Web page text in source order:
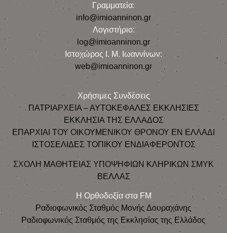
Γραμματεία:
info@imioanninon.gr
Λογιστήριο:
log@imioanninon.gr
Ιστοχώρος Ι. Μ. Ιωαννίνων:
web@imioanninon.gr
Χρήσιμες Συνδέσεις
ΠΑΤΡΙΑΡΧΕΙΑ – ΑΥΤΟΚΕΦΑΛΕΣ ΕΚΚΛΗΣΙΕΣ
ΕΚΚΛΗΣΙΑ ΤΗΣ ΕΛΛΑΔΟΣ
ΕΠΑΡΧΙΑΙ ΤΟΥ ΟΙΚΟΥΜΕΝΙΚΟΥ ΘΡΟΝΟΥ ΕΝ ΕΛΛΑΔΙ
ΙΣΤΟΣΕΛΙΔΕΣ ΤΟΠΙΚΟΥ ΕΝΔΙΑΦΕΡΟΝΤΟΣ
ΣΧΟΛΗ ΜΑΘΗΤΕΙΑΣ ΥΠΟΨΗΦΙΩΝ ΚΛΗΡΙΚΩΝ ΣΜΥΚ
ΒΕΛΛΑΣ
Η Ορθοδοξία στα FM
Ραδιοφωνικός Σταθμός Μονής Δουραχάνης
Ραδιοφωνικός Σταθμός της Εκκλησίας της Ελλάδος